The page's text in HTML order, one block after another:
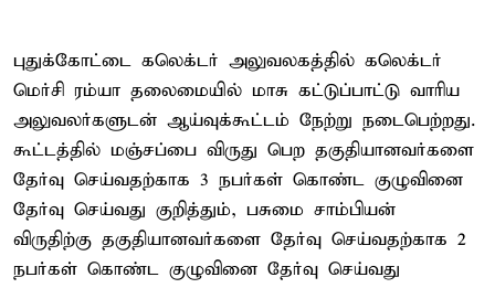
புதுக்கோட்டை கலெக்டர் அலுவலகத்தில் கலெக்டர்
மெர்சி ரம்யா தலைமையில் மாசு கட்டுப்பாட்டு வாரிய
அலுவலர்களுடன் ஆய்வுக்கூட்டம் நேற்று நடைபெற்றது.
கூட்டத்தில் மஞ்சப்பை விருது பெற தகுதியானவர்களை
தேர்வு செய்வதற்காக 3 நபர்கள் கொண்ட குழுவினை
தேர்வு செய்வது குறித்தும், பசுமை சாம்பியன்
விருதிற்கு தகுதியானவர்களை தேர்வு செய்வதற்காக 2
நபர்கள் கொண்ட குழுவினை தேர்வு செய்வது